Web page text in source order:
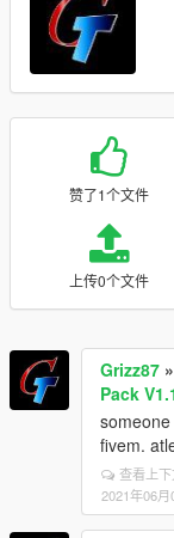
赞了1个文件
上传0个文件
Grizz87 »
Pack
fivem.
查看上
2021年06月